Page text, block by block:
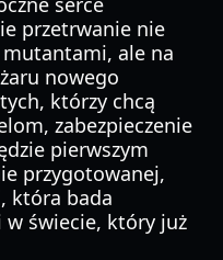
przetrwanie nie
ale na
nowego
którzy chcą
zabezpieczenie
pierwszym
przygotowanej,
która bada
w świecie, który już